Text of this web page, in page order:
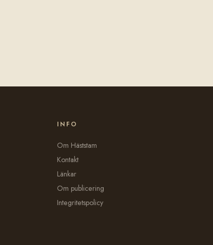
INFO
Om Häststam
Kontakt
Länkar
Om publicering
Integritetspolicy